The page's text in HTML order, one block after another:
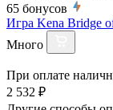
65 бонусов
Игра Kena Bridge
Много
При оплате
2 532 ₽